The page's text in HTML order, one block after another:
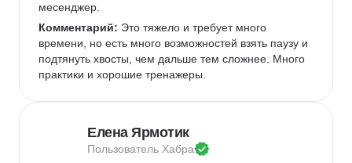
месенджер.
Комментарий: Это тяжело и требует много
времени, но есть много возможностей взять паузу и
подтянуть хвосты, чем дальше тем сложнее. Много
практики и хорошие тренажеры.
Елена Ярмотик
Пользователь Хабра